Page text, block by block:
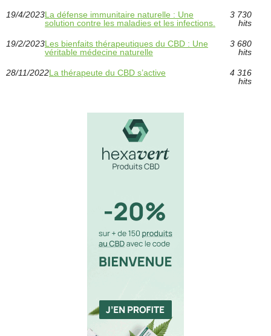
19/4/2023La défense immunitaire naturelle : Une
solution contre les maladies et les infections.
3 730
hits
19/2/2023Les bienfaits thérapeutiques du CBD : Une
véritable médecine naturelle
3 680
hits
28/11/2022La thérapeute du CBD s’active
4 316
hits